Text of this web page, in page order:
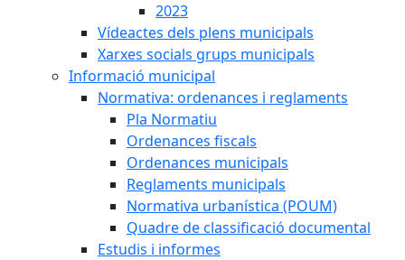
2023
Vídeactes dels plens municipals
Xarxes socials grups municipals
Informació municipal
Normativa: ordenances i reglaments
Pla Normatiu
Ordenances fiscals
Ordenances municipals
Reglaments municipals
Normativa urbanística (POUM)
Quadre de classificació documental
Estudis i informes